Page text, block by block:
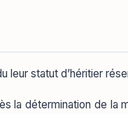
leur statut d’héritier
la détermination de la